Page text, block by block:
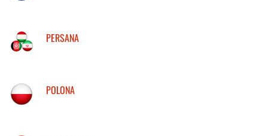
PERSANA
POLONA